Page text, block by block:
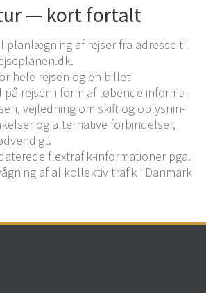
— kort fortalt
plan­læg­ning af rej­ser fra adres­se til
hele rej­sen og én billet
rej­sen i form af løben­de infor­ma­
vej­led­ning om skift og oplys­nin­
og alter­na­ti­ve for­bin­del­ser,
flex­trafik-infor­ma­tio­ner pga.
af al kol­lek­tiv tra­fik i Danmark